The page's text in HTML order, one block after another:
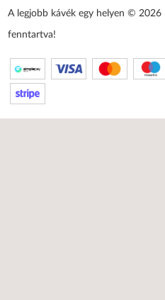
A legjobb kávék egy helyen © 2026
fenntartva!